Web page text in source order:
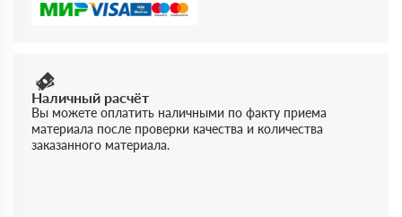
Наличный расчёт
Вы можете оплатить наличными по факту приема
материала после проверки качества и количества
заказанного материала.